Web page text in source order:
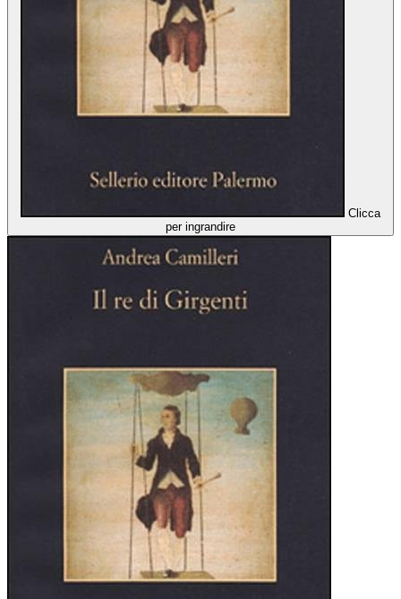
Clicca
per ingrandire